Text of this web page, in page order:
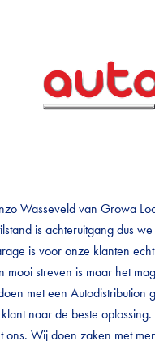
Wasseveld van Growa
is achteruitgang dus
is voor onze klanten
mooi streven is maar het
met een
naar de beste
ons. Wij doen zaken met